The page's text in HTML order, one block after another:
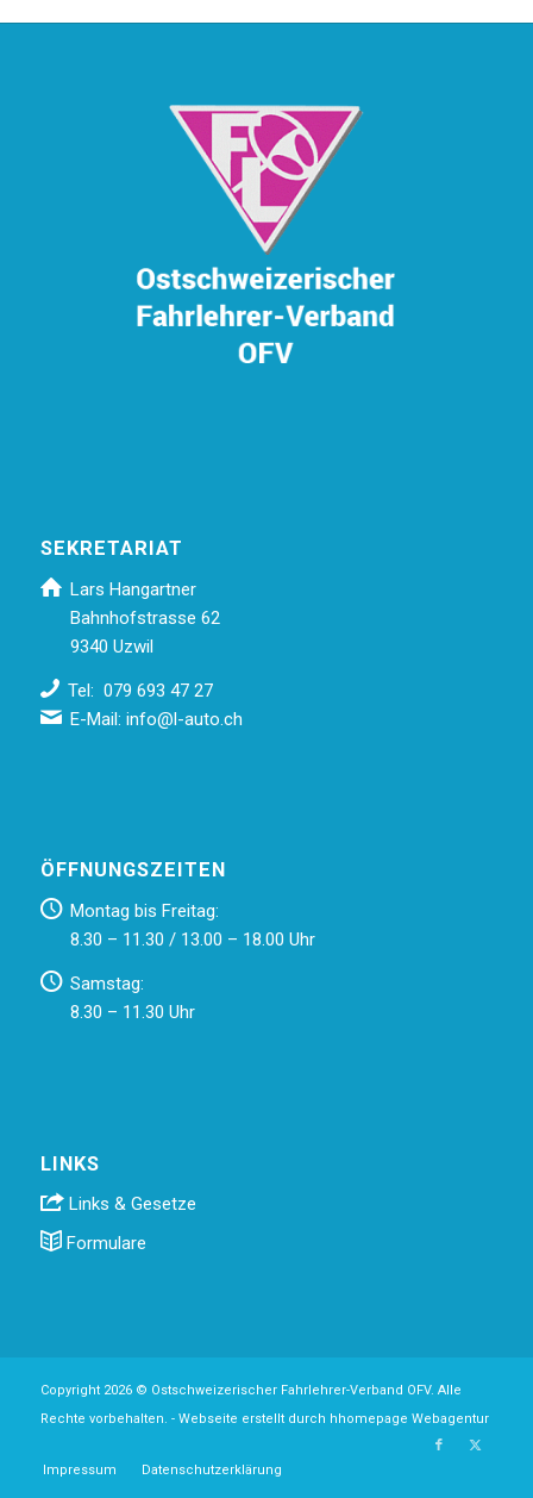
SEKRETARIAT
Lars Hangartner
Bahnhofstrasse 62
9340 Uzwil
Tel: 079 693 47 27
E-Mail:info@l-auto.ch
ÖFFNUNGSZEITEN
Montag bis Freitag:
8.30 – 11.30 / 13.00 – 18.00 Uhr
Samstag:
8.30 – 11.30 Uhr
LINKS
Links & Gesetze
Formulare
Copyright 2026 © Ostschweizerischer Fahrlehrer-Verband OFV. Alle
Rechte vorbehalten. - Webseite erstellt durch hhomepage Webagentur
Impressum Datenschutzerklärung